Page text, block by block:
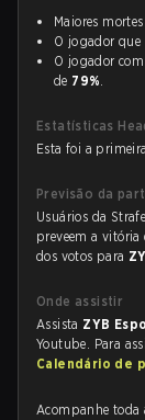
Maiores
O jogador
O jogador
de 79%.
Estatísticas
Esta foi a
Previsão da
Usuários da
preveem a
dos votos para
Onde assistir
Assista ZYB
Youtube. Para
Calendário de
Acompanhe toda